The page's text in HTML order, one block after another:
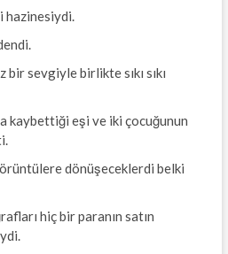
hazinesiydi.
sevgiyle birlikte sıkı sıkı
kaybettiği eşi ve iki çocuğunun
dönüşeceklerdi belki
hiç bir paranın satın